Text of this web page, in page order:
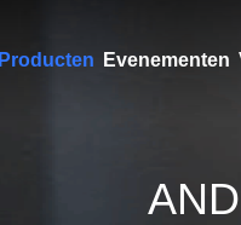
Producten Evenementen